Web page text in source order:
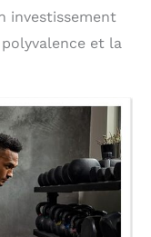
investissement
et la